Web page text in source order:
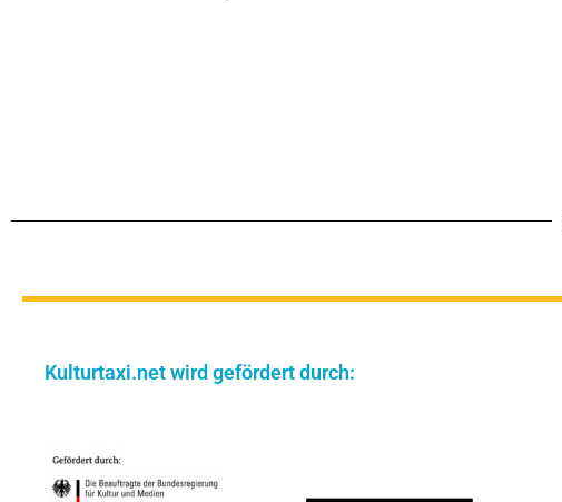
Kulturtaxi.net wird gefördert durch: